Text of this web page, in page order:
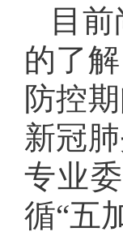
目
的了
防控
新冠
专业
循“五